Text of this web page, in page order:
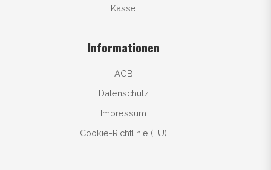
Kasse
Informationen
AGB
Datenschutz
Impressum
Cookie-Richtlinie (EU)